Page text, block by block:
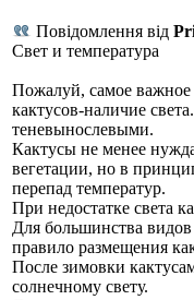
Повідомлення від
Свет и температура
Пожалуй, самое
кактусов-наличие
теневынослевыми.
Кактусы не менее
вегетации, но в
перепад температур.
При недостатке света
Для большинства
правило размещения
После зимовки
солнечному свету.